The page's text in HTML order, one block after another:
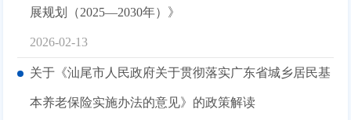
展规划（2025—2030年）》
2026-02-13
关于《汕尾市人民政府关于贯彻落实广东省城乡居民基
本养老保险实施办法的意见》的政策解读